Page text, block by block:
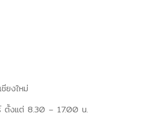
ยงใหม่
ตั้งแต่ 8.30 – 17.00 น.